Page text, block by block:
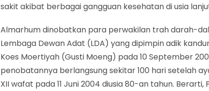
sakit akibat berbagai gangguan kesehatan di usia
Almarhum dinobatkan para perwakilan trah darah-
Lembaga Dewan Adat (LDA) yang dipimpin adik
Koes Moertiyah (Gusti Moeng) pada 10 September
penobatannya berlangsung sekitar 100 hari setelah
XII wafat pada 11 Juni 2004 diusia 80-an tahun. Berarti,